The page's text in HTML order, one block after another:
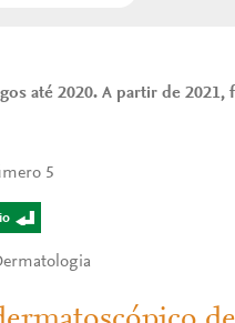
até 2020. A partir de
5